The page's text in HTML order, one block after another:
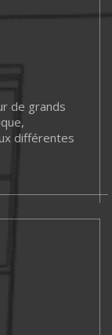
de grands
différentes